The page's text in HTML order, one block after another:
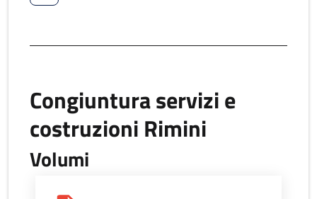
Congiuntura servizi e
costruzioni Rimini
Volumi